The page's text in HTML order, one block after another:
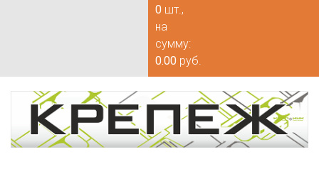
0 шт.,
на
сумму:
0.00 руб.